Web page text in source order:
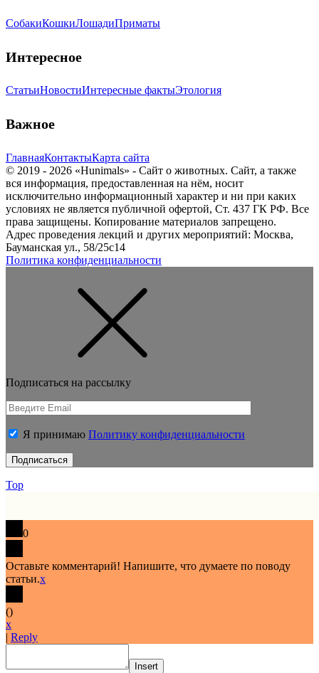
СобакиКошкиЛошадиПриматы
Интересное
СтатьиНовостиИнтересные фактыЭтология
Важное
ГлавнаяКонтактыКарта сайта
© 2019 - 2026 «Hunimals» - Сайт о животных. Сайт, а также
вся информация, предоставленная на нём, носит
исключительно информационный характер и ни при каких
условиях не является публичной офертой, Ст. 437 ГК РФ. Все
права защищены. Копирование материалов запрещено.
Адрес проведения лекций и других мероприятий: Москва,
Бауманская ул., 58/25с14
Политика конфиденциальности
Подписаться на рассылку
Я принимаю Политику конфиденциальности
Top
0
Оставьте комментарий! Напишите, что думаете по поводу
статьи.x
()
x
| Reply
Insert